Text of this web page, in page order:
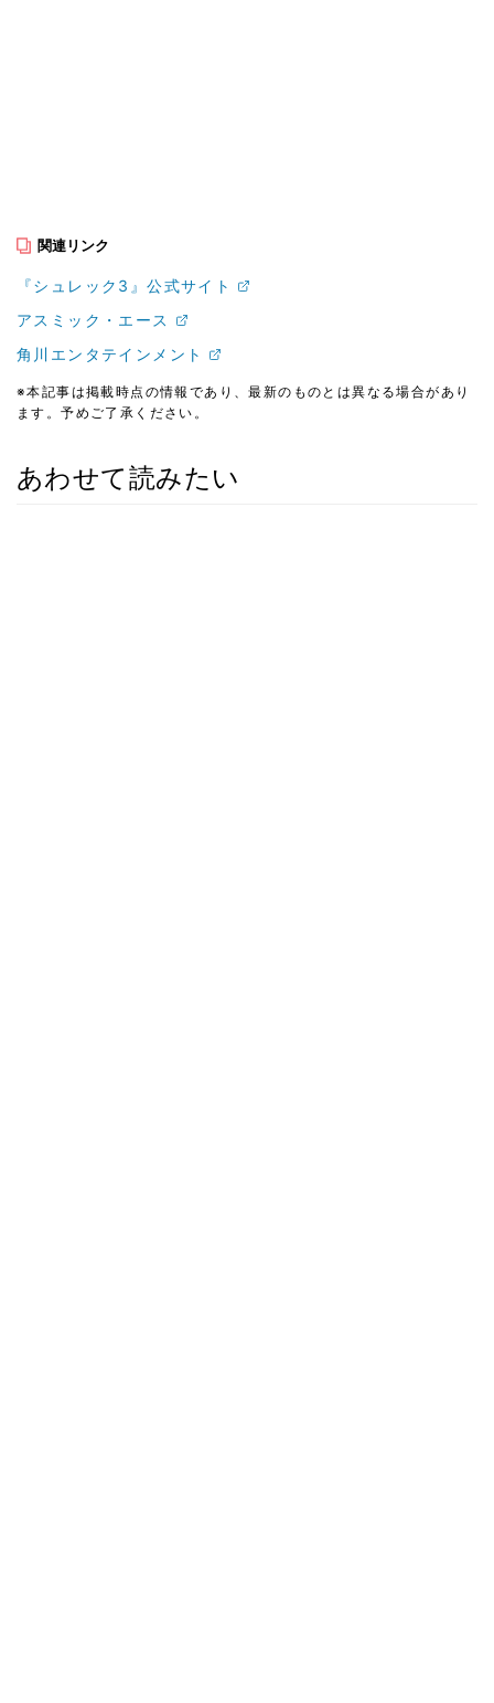
関連リンク
『シュレック3』公式サイト
アスミック・エース
角川エンタテインメント
※本記事は掲載時点の情報であり、最新のものとは異なる場合があり
ます。予めご了承ください。
あわせて読みたい